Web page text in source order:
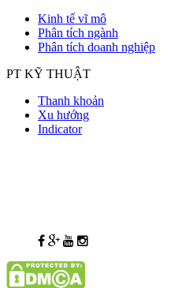
Kinh tế vĩ mô
Phân tích ngành
Phân tích doanh nghiệp
PT KỸ THUẬT
Thanh khoản
Xu hướng
Indicator